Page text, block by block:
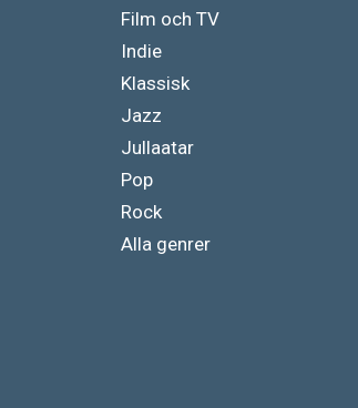
Film och TV
Indie
Klassisk
Jazz
Jullaatar
Pop
Rock
Alla genrer